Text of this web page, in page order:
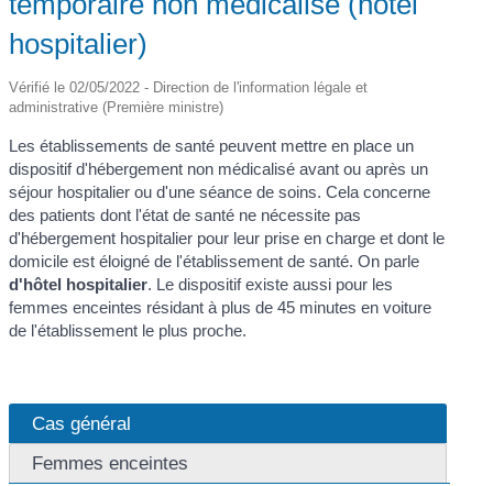
hospitalier)
Vérifié le 02/05/2022 - Direction de l'information légale et
administrative (Première ministre)
Les établissements de santé peuvent mettre en place un
dispositif d'hébergement non médicalisé avant ou après un
séjour hospitalier ou d'une séance de soins. Cela concerne
des patients dont l'état de santé ne nécessite pas
d'hébergement hospitalier pour leur prise en charge et dont le
domicile est éloigné de l'établissement de santé. On parle
d'hôtel hospitalier. Le dispositif existe aussi pour les
femmes enceintes résidant à plus de 45 minutes en voiture
de l'établissement le plus proche.
Cas général
Femmes enceintes